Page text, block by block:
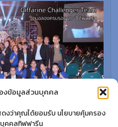
งข้อมูลส่วนบุคคล
ดงว่าคุณได้ยอมรับ นโยบายคุ้มครอง
คคลกิฟฟารีน